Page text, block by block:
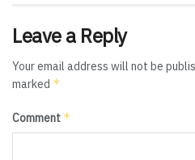
Leave a Reply
Your email address will not be
marked *
Comment *